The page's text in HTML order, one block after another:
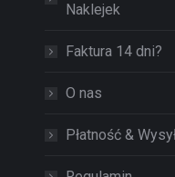
Naklejek
Faktura 14 dni?
O nas
Płatność &